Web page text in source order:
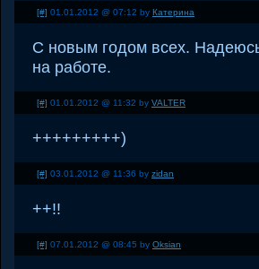
[#] 01.01.2012 @ 07:12 by Катерина
С новым годом всех.
на работе.
[#] 01.01.2012 @ 11:32 by VALTER
+++++++++)
[#] 03.01.2012 @ 11:36 by zidan
++!!
[#] 07.01.2012 @ 08:45 by Oksian